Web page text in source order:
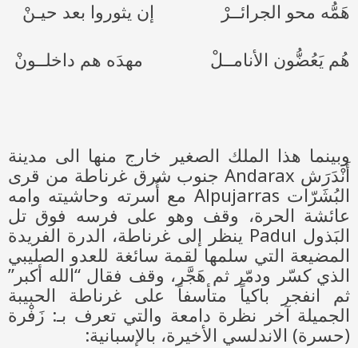
هَمُّه محو الجرائــرْ إن يثوروا بعد حيـنْ
هُم يَعُضُّون الأنامــلْ مهدَه هم داخلــونْ
وبينما هذا الملك الصغير خارج منها الى مدينة
أَنْدَرَش Andarax جنوب شرق غرناطة من قرى
البُشَرّات Alpujarras مع أُسرته وحاشيته وامه
عائشة الحرة، وقف وهو على فرسه فوق تل
البَذول Padul ينظر إلى غرناطة، الدرة الفريدة
المضيعة التي سلمها لقمة سائغة للعدو الصليبي
الذي كسّر ودمّر ثم هَجَّر، وقف فقال “الله أكبر”
ثم انفجر باكياً متأسفاً على غرناطة الحبيبة
الجميلة آخر نظرة دامعة والتي تعرف بـ: زَفْرة
(حسرة) الاندلسي الأخيرة، بالإسبانية: